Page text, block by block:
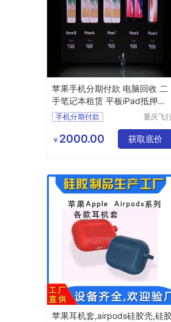
苹果手机分期付款 电脑回收 二
手笔记本租赁 平板iPad抵押典
当手机分期付款
重庆飞
限公司
￥ 2000.00 获取底价
苹果耳机套,airpods硅胶壳,硅